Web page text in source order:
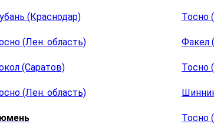
(Краснодар) Тосно
(Лен. область) Факел
(Саратов) Тосно
(Лен. область)
Тосно